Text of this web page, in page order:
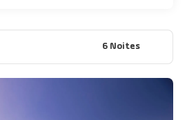
6 Noites